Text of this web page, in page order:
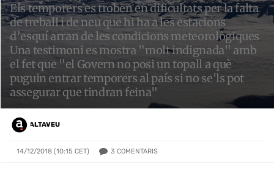
Els temporers es troben en dificultats per la falta
de treball i de neu que hi ha a les estacions
d’esquí arran de les condicions meteorològiques
Una testimoni es mostra "molt indignada" amb
el fet que "el Govern no posi un topall a què
puguin entrar temporers al país si no se'ls pot
assegurar que tindran feina"
ALTAVEU
14/12/2018 (10:15 CET) 3 COMENTARIS